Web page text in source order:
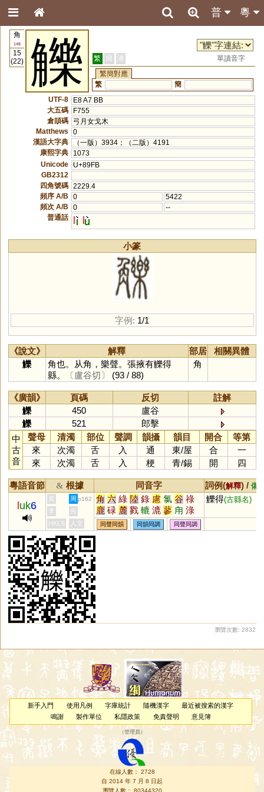
粵
普
角
148
15
(22)
觻 繁 簡 港
單讀音字
繁簡對應
繁
簡
UTF-8
E8 A7 BB
大五碼
F755
倉頡碼
弓月女戈木
Matthews
0
漢語大字典
（一版）3934；（二版）4191
康熙字典
1073
Unicode
U+89FB
GB2312
四角號碼 2229.4
頻序 A/B
0
5422
頻次 A/B
0
--
普通話
l l
小篆
字例: 1/1
《說文》 解釋 部居
相關異體
觻
角也。从角，樂聲。張掖有觻得
縣。
〔盧谷切〕 (93 / 88)
角
《廣韻》 頁碼 反切
註解
觻
450
盧谷
觻
521
郎擊
中
古
音
聲母 清濁 部位 聲調 韻攝 韻目 開合
等第
來
次濁 舌 入 通 東/屋 合
一
來
次濁 舌 入 梗 青/錫 開 四
粵語音節 & 根據 同音字 詞例(解釋) / 備
uk6
黃 周 p162 角 六 綠 陸 錄 慮 氯 谷 祿
鹿 碌 麓 戮 轆 漉 蓼 甪 淥
琭 菉 逯 籙 騄 簏 醁 勠 稑
磟 摝 踛 鯥 睩 翏 飂 淕 鱳
觻得(古縣名)
李
何
HKLS
人文 同聲同韻 同韻同調 同聲同調
瀏覽次數: 2832
新手入門 使用凡例 字庫統計 隨機漢字
最近被搜索的漢字
鳴謝
製作單位 私隱政策 免責聲明 意見簿
（管理員 ）
在線人數： 2728
自 2014 年 7 月 8 日起
瀏覽人數： 80344320